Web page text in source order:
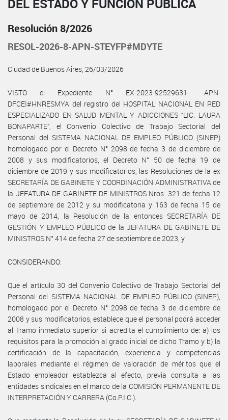
DEL ESTADO Y FUNCIÓN PÚBLICA
Resolución 8/2026
RESOL-2026-8-APN-STEYFP#MDYTE
Ciudad de Buenos Aires, 26/03/2026
VISTO el Expediente N° EX-2023-92529631- -APN-
DFCEI#HNRESMYA del registro del HOSPITAL NACIONAL EN RED
ESPECIALIZADO EN SALUD MENTAL Y ADICCIONES “LIC. LAURA
BONAPARTE”, el Convenio Colectivo de Trabajo Sectorial del
Personal del SISTEMA NACIONAL DE EMPLEO PÚBLICO (SINEP)
homologado por el Decreto N° 2098 de fecha 3 de diciembre de
2008 y sus modificatorios, el Decreto N° 50 de fecha 19 de
diciembre de 2019 y sus modificatorios, las Resoluciones de la ex
SECRETARÍA DE GABINETE Y COORDINACIÓN ADMINISTRATIVA de
la JEFATURA DE GABINETE DE MINISTROS Nros. 321 de fecha 12
de septiembre de 2012 y su modificatoria y 163 de fecha 15 de
mayo de 2014, la Resolución de la entonces SECRETARÍA DE
GESTIÓN Y EMPLEO PÚBLICO de la JEFATURA DE GABINETE DE
MINISTROS N° 414 de fecha 27 de septiembre de 2023, y
CONSIDERANDO:
Que el artículo 30 del Convenio Colectivo de Trabajo Sectorial del
Personal del SISTEMA NACIONAL DE EMPLEO PÚBLICO (SINEP),
homologado por el Decreto N° 2098 de fecha 3 de diciembre de
2008 y sus modificatorios, establece que el personal podrá acceder
al Tramo inmediato superior si acredita el cumplimiento de: a) los
requisitos para la promoción al grado inicial de dicho Tramo y b) la
certificación de la capacitación, experiencia y competencias
laborales mediante el régimen de valoración de méritos que el
Estado empleador establezca al efecto, previa consulta a las
entidades sindicales en el marco de la COMISIÓN PERMANENTE DE
INTERPRETACIÓN Y CARRERA (Co.P.I.C.).